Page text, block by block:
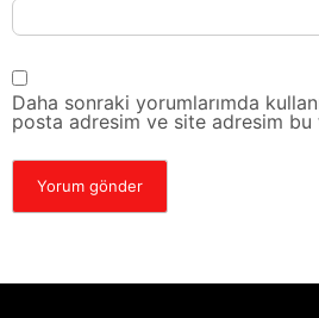
Daha sonraki yorumlarımda
posta adresim ve site adresim bu